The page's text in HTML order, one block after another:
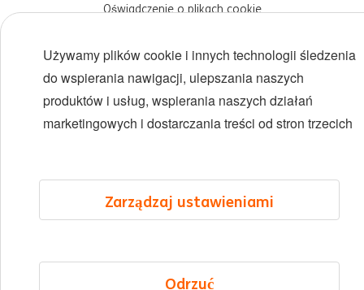
Oświadczenie o plikach cookie
Używamy plików cookie i innych technologii śledzenia
do wspierania nawigacji, ulepszania naszych
produktów i usług, wspierania naszych działań
marketingowych i dostarczania treści od stron trzecich
Odrzuć
Zarządzaj ustawieniami